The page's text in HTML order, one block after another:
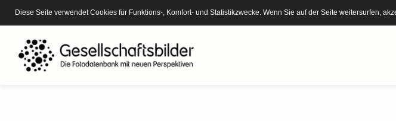
Diese Seite verwendet Cookies für Funktions-, Komfort- und Statistikzwecke. Wenn Sie auf der Seite weitersurfen,